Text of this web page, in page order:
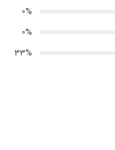
0%
0%
33%